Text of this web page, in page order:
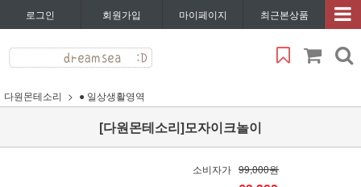
로그인 회원가입 마이페이지 최근본상품
다원몬테소리 ● 일상생활영역
[다원몬테소리]모자이크놀이
소비자가 99,000원